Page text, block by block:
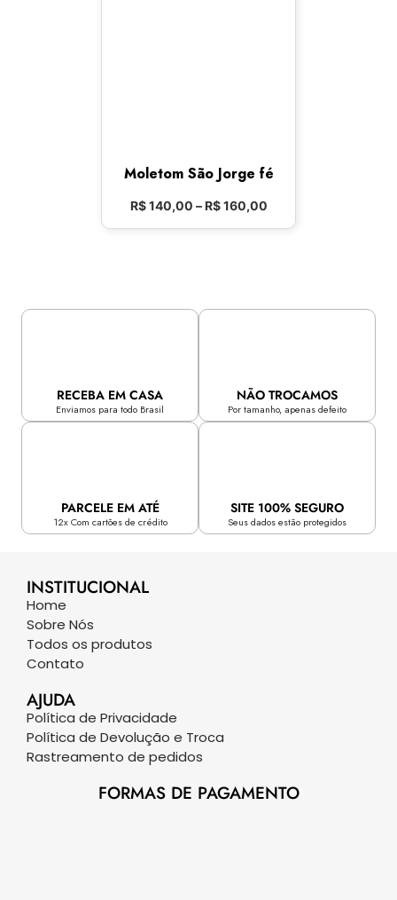
Moletom São Jorge fé
R$140,00 – R$160,00
RECEBA EM CASA
Enviamos para todo Brasil
NÃO TROCAMOS
Por tamanho, apenas defeito
PARCELE EM ATÉ
12x Com cartões de crédito
SITE 100% SEGURO
Seus dados estão protegidos
INSTITUCIONAL
Home
Sobre Nós
Todos os produtos
Contato
AJUDA
Política de Privacidade
Política de Devolução e Troca
Rastreamento de pedidos
FORMAS DE PAGAMENTO